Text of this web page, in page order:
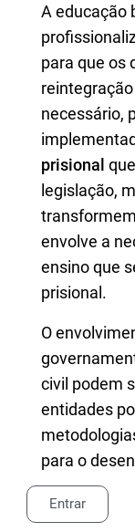
A educação
para que os
necessário,
prisional
legislação,
envolve a
ensino que
prisional.
O
civil podem
entidades
para o
Assim, o
garantir
Entrar